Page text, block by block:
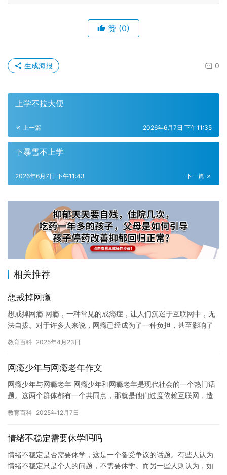
赞 (0)
0
生成海报
上学不拉大便
上一篇 2026年6月7日 下午11:35
下暴雪不上学
下一篇
2026年6月7日 下午11:43
相关推荐
想戒掉网瘾
想戒掉网瘾 网瘾，一种常见的成瘾症，让人们沉迷于互联网中，无
法自拔。对于许多人来说，网瘾已经成为了一种负担，甚至影响了
网…
教育百科 2025年4月23日
网瘾少年与网瘾老年作文
网瘾少年与网瘾老年 网瘾少年和网瘾老年是现代社会的一个热门话
题。这两个群体都有一个共同点，那就是他们过度依赖互联网，造
戏、社…
教育百科 2025年12月7日
情绪不稳定需要休学吗吗
情绪不稳定是否需要休学，这是一个备受争议的话题。有些人认为
情绪不稳定只是个人的问题，不需要休学。而另一些人则认为，如